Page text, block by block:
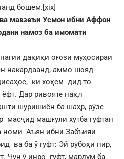
бошем.[xix]
мавзеъи Усмон ибни Аффон
намоз ба имомати
дақиқи оғози муҳосираи
накардаанд, аммо шояд
ки хоҳем дид то
ёфт. Дар ривояте нақл
шуришиён ба шаҳр, рӯзе
машғули хутба гуфтан
номи Аъян ибни Забъияи
ва ба ӯ гуфт: Эй рубоҳи пир,
Чун ӯ инро гуфт, мардум ба